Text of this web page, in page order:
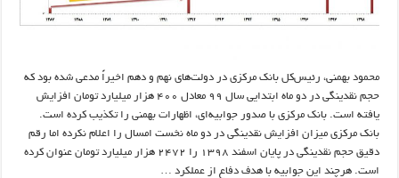
محمود بهمنی، رئیس‌کل بانک مرکزی در دولت‌های نهم و دهم اخیراً مدعی شده بود که
حجم نقدینگی در دو ماه ابتدایی سال ۹۹ معادل ۴۰۰ هزار میلیارد تومان افزایش
یافته است. بانک مرکزی با صدور جوابیه‌ای، اظهارات بهمنی را تکذیب کرده است.
بانک مرکزی میزان افزایش نقدینگی در دو ماه نخست امسال را اعلام نکرده اما رقم
دقیق حجم نقدینگی در پایان اسفند ۱۳۹۸ را ۲۴۷۲ هزار میلیارد تومان عنوان کرده
است. هرچند این جوابیه با هدف دفاع از عملکرد …